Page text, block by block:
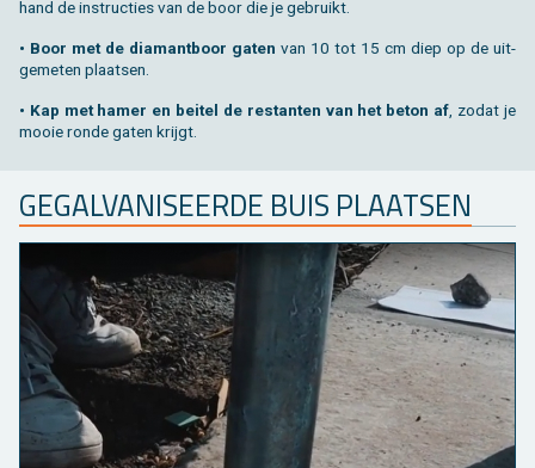
hand de in­struc­ties van de boor die je ge­bruikt.
• Boor met de dia­mant­boor gaten van 10 tot 15 cm diep op de uit­
ge­me­ten plaat­sen.
• Kap met hamer en bei­tel de res­tan­ten van het beton af , zodat je
mooie ronde gaten krijgt.
GE­GAL­VA­NI­SEER­DE BUIS PLAAT­SEN